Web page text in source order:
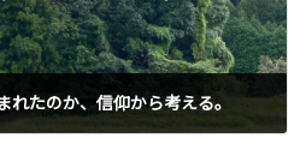
たのか、信仰から考える。